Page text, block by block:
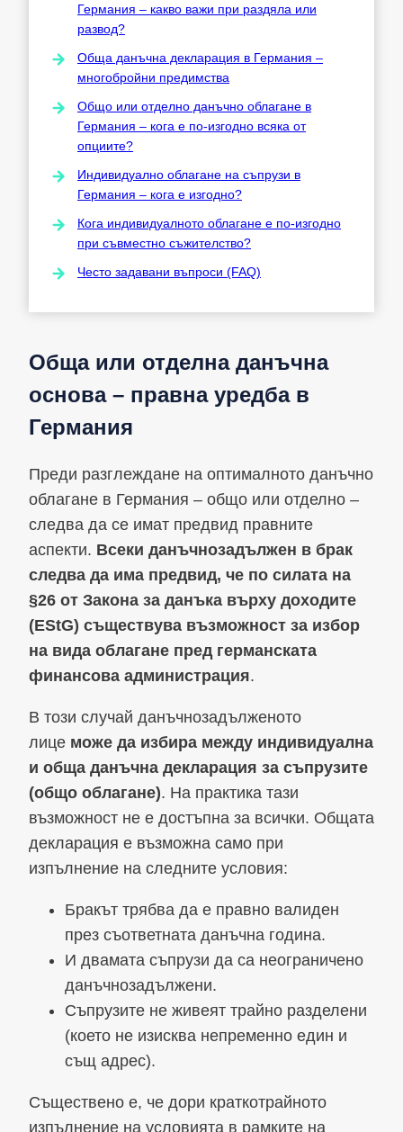
Германия – какво важи при раздяла или
развод?
Обща данъчна декларация в Германия –
многобройни предимства
Общо или отделно данъчно облагане в
Германия – кога е по-изгодно всяка от
опциите?
Индивидуално облагане на съпрузи в
Германия – кога е изгодно?
Кога индивидуалното облагане е по-изгодно
при съвместно съжителство?
Често задавани въпроси (FAQ)
Обща или отделна данъчна
основа – правна уредба в
Германия
Преди разглеждане на оптималното данъчно
облагане в Германия – общо или отделно –
следва да се имат предвид правните
аспекти. Всеки данъчнозадължен в брак
следва да има предвид, че по силата на
§26 от Закона за данъка върху доходите
(EStG) съществува възможност за избор
на вида облагане пред германската
финансова администрация.
В този случай данъчнозадълженото
лице може да избира между индивидуална
и обща данъчна декларация за съпрузите
(общо облагане). На практика тази
възможност не е достъпна за всички. Общата
декларация е възможна само при
изпълнение на следните условия:
Бракът трябва да е правно валиден
през съответната данъчна година.
И двамата съпрузи да са неограничено
данъчнозадължени.
Съпрузите не живеят трайно разделени
(което не изисква непременно един и
същ адрес).
Съществено е, че дори краткотрайното
изпълнение на условията в рамките на